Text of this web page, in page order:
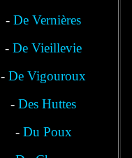
-De Vernières
-De Vieillevie
-De Vigouroux
-Des Huttes
- Du Poux